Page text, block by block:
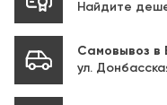
Найдите
Самовывоз в
ул.